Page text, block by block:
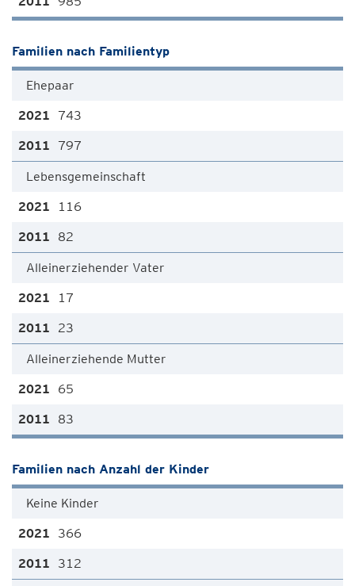
Familien nach Familientyp
Ehepaar
743
797
Lebensgemeinschaft
116
82
Alleinerziehender Vater
17
23
Alleinerziehende Mutter
65
83
Familien nach Anzahl der Kinder
Keine Kinder
366
312